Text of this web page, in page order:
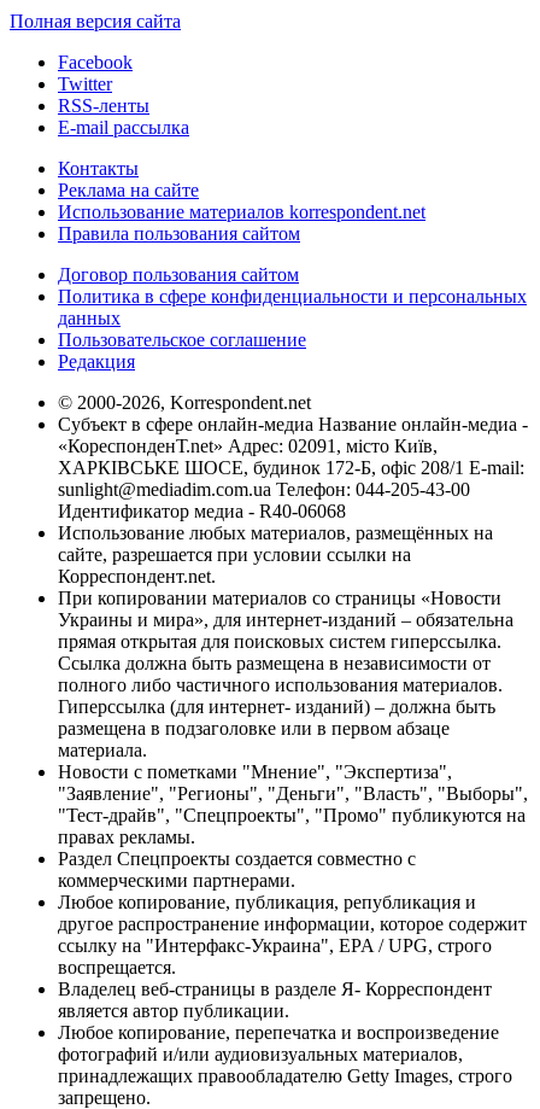
Полная версия сайта
Facebook
Twitter
RSS-ленты
E-mail рассылка
Контакты
Реклама на сайте
Использование материалов korrespondent.net
Правила пользования сайтом
Договор пользования сайтом
Политика в сфере конфиденциальности и персональных
данных
Пользовательское соглашение
Редакция
© 2000-2026, Korrespondent.net
Субъект в сфере онлайн-медиа Название онлайн-медиа -
«КореспонденТ.net» Адрес: 02091, місто Київ,
ХАРКІВСЬКЕ ШОСЕ, будинок 172-Б, офіс 208/1 E-mail:
sunlight@mediadim.com.ua Телефон: 044-205-43-00
Идентификатор медиа - R40-06068
Использование любых материалов, размещённых на
сайте, разрешается при условии ссылки на
Корреспондент.net.
При копировании материалов со страницы «Новости
Украины и мира», для интернет-изданий – обязательна
прямая открытая для поисковых систем гиперссылка.
Ссылка должна быть размещена в независимости от
полного либо частичного использования материалов.
Гиперссылка (для интернет- изданий) – должна быть
размещена в подзаголовке или в первом абзаце
материала.
Новости с пометками "Мнение", "Экспертиза",
"Заявление", "Регионы", "Деньги", "Власть", "Выборы",
"Тест-драйв", "Спецпроекты", "Промо" публикуются на
правах рекламы.
Раздел Спецпроекты создается совместно с
коммерческими партнерами.
Любое копирование, публикация, републикация и
другое распространение информации, которое содержит
ссылку на "Интерфакс-Украина", EPA / UPG, строго
воспрещается.
Владелец веб-страницы в разделе Я- Корреспондент
является автор публикации.
Любое копирование, перепечатка и воспроизведение
фотографий и/или аудиовизуальных материалов,
принадлежащих правообладателю Getty Images, строго
запрещено.